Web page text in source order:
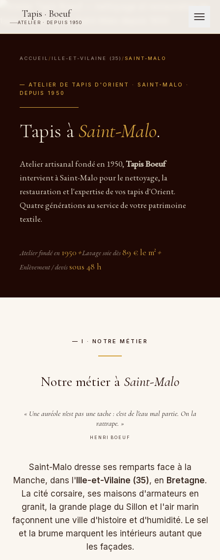
Tapis · Boeuf
ATELIER · DEPUIS 1950
ACCUEIL / ILLE-ET-VILAINE (35) /SAINT-MALO
— ATELIER DE TAPIS D'ORIENT · SAINT-MALO ·
DEPUIS 1950
Tapis à Saint-Malo.
Atelier artisanal fondé en 1950,Tapis Boeuf
intervient à Saint-Malo pour le nettoyage, la
restauration et l'expertise de vos tapis d'Orient.
Quatre générations au service de votre patrimoine
textile.
Atelier fondé en 1950 ✦Lavage soie dès 89 € le m² ✦
Enlèvement / devissous 48 h
— I · NOTRE MÉTIER
Notre métier à Saint-Malo
« Une auréole n'est pas une tache : c'est de l'eau mal partie. On la
rattrape. »
HENRI BOEUF
Saint-Malo dresse ses remparts face à la
Manche, dans l'Ille-et-Vilaine (35), en Bretagne.
La cité corsaire, ses maisons d'armateurs en
granit, la grande plage du Sillon et l'air marin
façonnent une ville d'histoire et d'humidité. Le sel
et la brume marquent les intérieurs autant que
les façades.